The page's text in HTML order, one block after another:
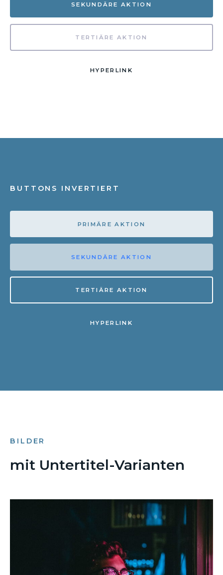
SEKUNDÄRE AKTION
TERTIÄRE AKTION
HYPERLINK
BUTTONS INVERTIERT
PRIMÄRE AKTION
SEKUNDÄRE AKTION
TERTIÄRE AKTION
HYPERLINK
BILDER
mit Untertitel-Varianten